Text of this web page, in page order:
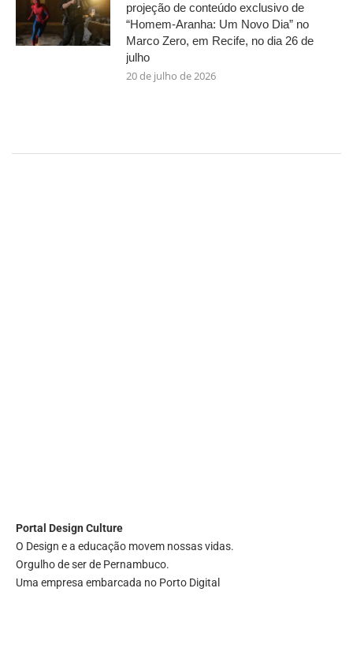
projeção de conteúdo exclusivo de
“Homem-Aranha: Um Novo Dia” no
Marco Zero, em Recife, no dia 26 de
julho
20 de julho de 2026
Portal Design Culture
O Design e a educação movem nossas vidas.
Orgulho de ser de Pernambuco.
Uma empresa embarcada no Porto Digital